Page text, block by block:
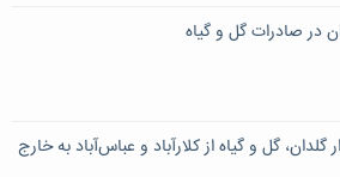
در صادرات گل و گیاه
۸ هزار گلدان، گل و گیاه از کلارآباد و عباس‌آباد به خارج